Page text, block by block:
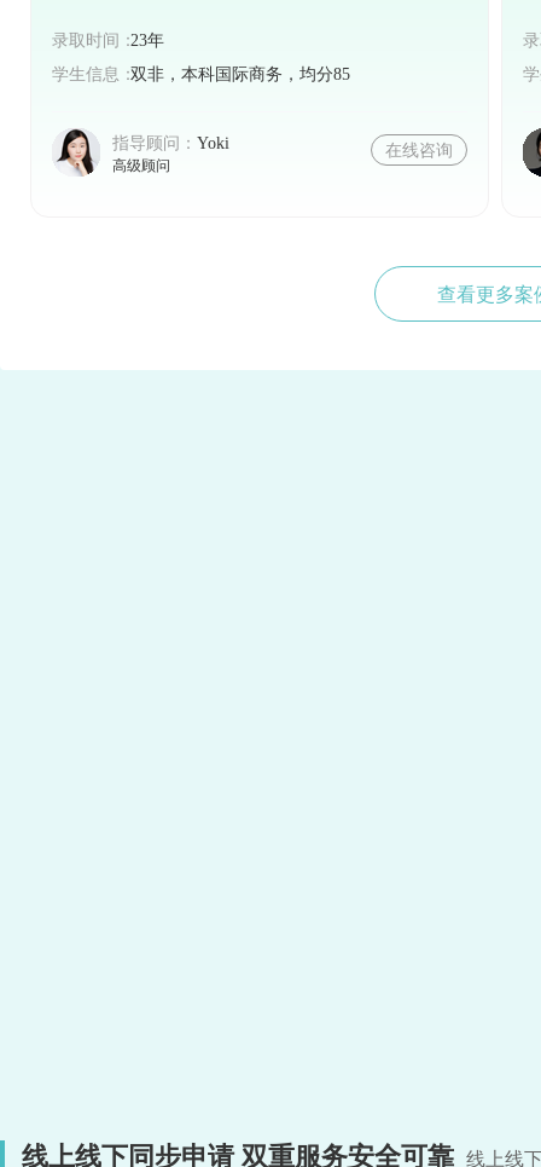
录取时间：23年
学生信息：双非，本科国际商务，均分85
指导顾问： Yoki
高级顾问
在线咨询
查看更多案
线上线下同步申请 双重服务安全可靠 线上线